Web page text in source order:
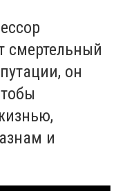
смертельный
он
и